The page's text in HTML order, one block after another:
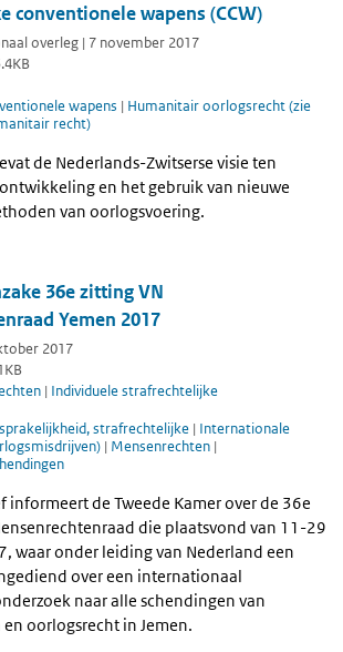
conventionele wapens (CCW)
overleg | 7 november 2017
wapens | Humanitair oorlogsrecht (zie
recht)
de Nederlands-Zwitserse visie ten
en het gebruik van nieuwe
van oorlogsvoering.
36e zitting VN
Yemen 2017
2017
| Individuele strafrechtelijke
strafrechtelijke | Internationale
| Mensenrechten |
informeert de Tweede Kamer over de 36e
die plaatsvond van 11-29
waar onder leiding van Nederland een
over een internationaal
naar alle schendingen van
oorlogsrecht in Jemen.